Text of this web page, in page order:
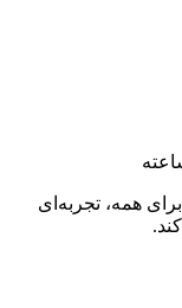
همه، تجربه‌ای